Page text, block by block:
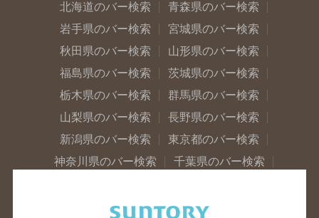
北海道のバー検索
青森県のバー検索
岩手県のバー検索
宮城県のバー検索
秋田県のバー検索
山形県のバー検索
福島県のバー検索
茨城県のバー検索
栃木県のバー検索
群馬県のバー検索
山梨県のバー検索
長野県のバー検索
新潟県のバー検索
東京都のバー検索
神奈川県のバー検索
千葉県のバー検索
静岡県のバー検索
三重県のバー検索